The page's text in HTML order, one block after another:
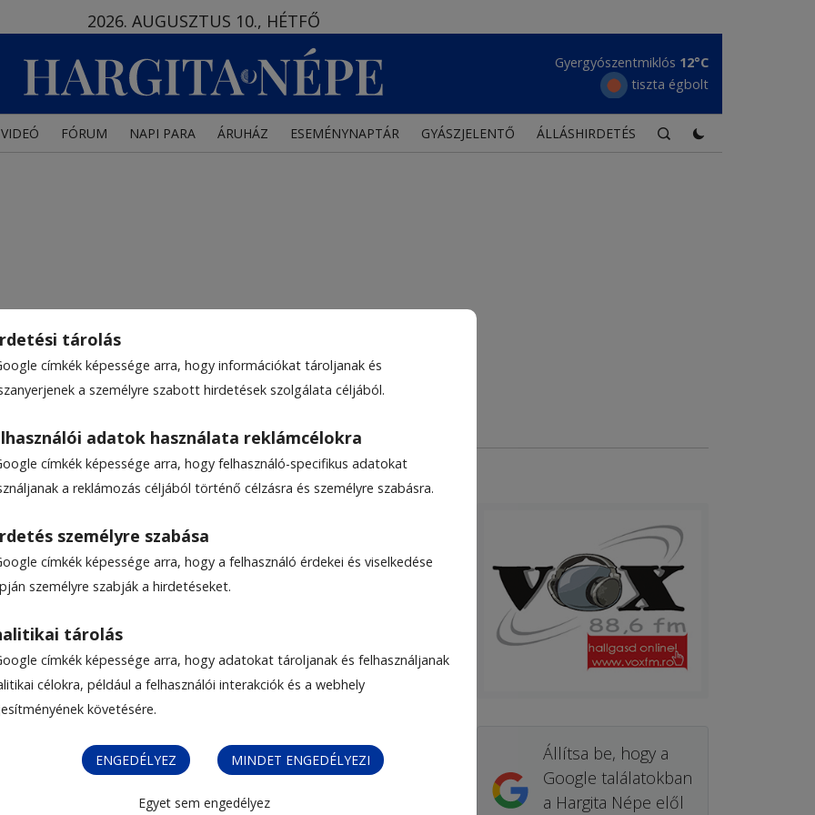
tárolás
címkék képessége arra, hogy információkat tároljanak és
a személyre szabott hirdetések szolgálata céljából.
adatok használata reklámcélokra
címkék képessége arra, hogy felhasználó-specifikus adatokat
a reklámozás céljából történő célzásra és személyre szabásra.
személyre szabása
címkék képessége arra, hogy a felhasználó érdekei és viselkedése
személyre szabják a hirdetéseket.
tárolás
címkék képessége arra, hogy adatokat tároljanak és felhasználjanak
célokra, például a felhasználói interakciók és a webhely
követésére.
ENGEDÉLYEZ MINDET ENGEDÉLYEZI
Egyet sem engedélyez
2026. AUGUSZTUS 10., HÉTFŐ
Gyergyószentmiklós 12°C
tiszta égbolt
VIDEÓ FÓRUM NAPI PARA ÁRUHÁZ ESEMÉNYNAPTÁR GYÁSZJELENTŐ ÁLLÁSHIRDETÉS
fejlesztésére
lenne szükség
Állítsa be, hogy a
Google találatokban
a Hargita Népe elől